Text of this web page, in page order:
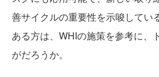
善サイクルの重要性を示唆してい
ある方は、WHIの施策を参考に、
がだろうか。